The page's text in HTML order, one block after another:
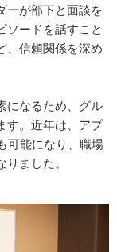
ーが部下と面談を
ソードを話すこと
、信頼関係を深め
になるため、グル
す。近年は、アプ
可能になり、職場
ました。